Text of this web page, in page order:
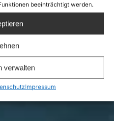
beeinträchtigt werden.
verwalten
Impressum